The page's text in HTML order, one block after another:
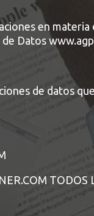
en
Datos
de datos
TODOS